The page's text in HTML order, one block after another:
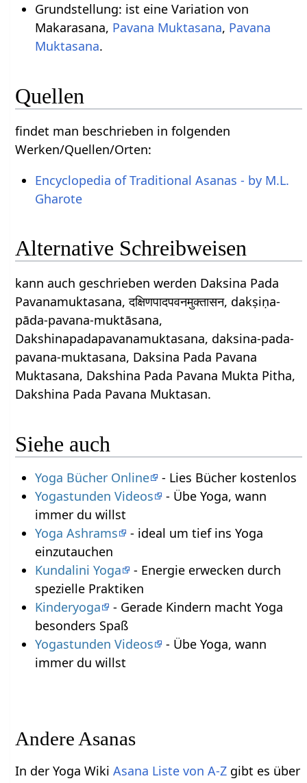
Grundstellung: ist eine Variation von
Makarasana, Pavana Muktasana, Pavana
Muktasana.
Quellen
findet man beschrieben in folgenden
Werken/Quellen/Orten:
Encyclopedia of Traditional Asanas - by M.L.
Gharote
Alternative Schreibweisen
kann auch geschrieben werden Daksina Pada
Pavanamuktasana, दक्षिणपादपवनमुक्तासन, dakṣiṇa-
pāda-pavana-muktāsana,
Dakshinapadapavanamuktasana, daksina-pada-
pavana-muktasana, Daksina Pada Pavana
Muktasana, Dakshina Pada Pavana Mukta Pitha,
Dakshina Pada Pavana Muktasan.
Siehe auch
Yoga Bücher Online
- Lies Bücher kostenlos
Yogastunden Videos
- Übe Yoga, wann
immer du willst
Yoga Ashrams
- ideal um tief ins Yoga
einzutauchen
Kundalini Yoga
- Energie erwecken durch
spezielle Praktiken
Kinderyoga
- Gerade Kindern macht Yoga
besonders Spaß
Yogastunden Videos
- Übe Yoga, wann
immer du willst
Andere Asanas
In der Yoga WikiAsana Liste von A-Z gibt es über